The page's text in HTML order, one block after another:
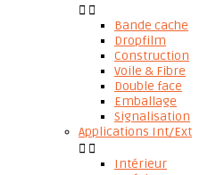
 
Bande cache
Dropfilm
Construction
Voile & Fibre
Double face
Emballage
Signalisation
Applications Int/Ext
 
Intérieur